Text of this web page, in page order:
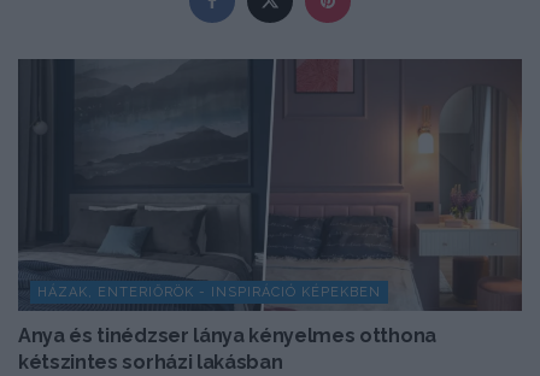
HÁZAK, ENTERIŐRÖK - INSPIRÁCIÓ KÉPEKBEN
Anya és tinédzser lánya kényelmes otthona
kétszintes sorházi lakásban